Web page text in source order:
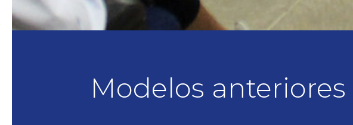
Modelos anteriores